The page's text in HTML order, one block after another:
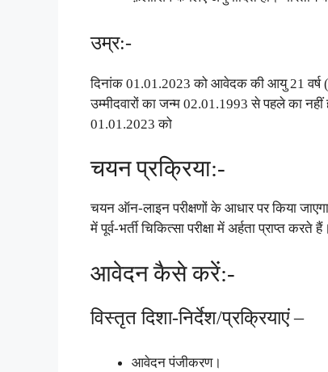
उम्र:-
दिनांक 01.01.2023 को आवेदक की आयु 21 वर्ष (पूरे
उम्मीदवारों का जन्म 02.01.1993 से पहले का नहीं
01.01.2023 को
चयन प्रक्रिया:-
चयन ऑन-लाइन परीक्षणों के आधार पर किया
में पूर्व-भर्ती चिकित्सा परीक्षा में अर्हता प्राप्त करते हैं।
आवेदन कैसे करें:-
विस्तृत दिशा-निर्देश/प्रक्रियाएं –
आवेदन पंजीकरण।